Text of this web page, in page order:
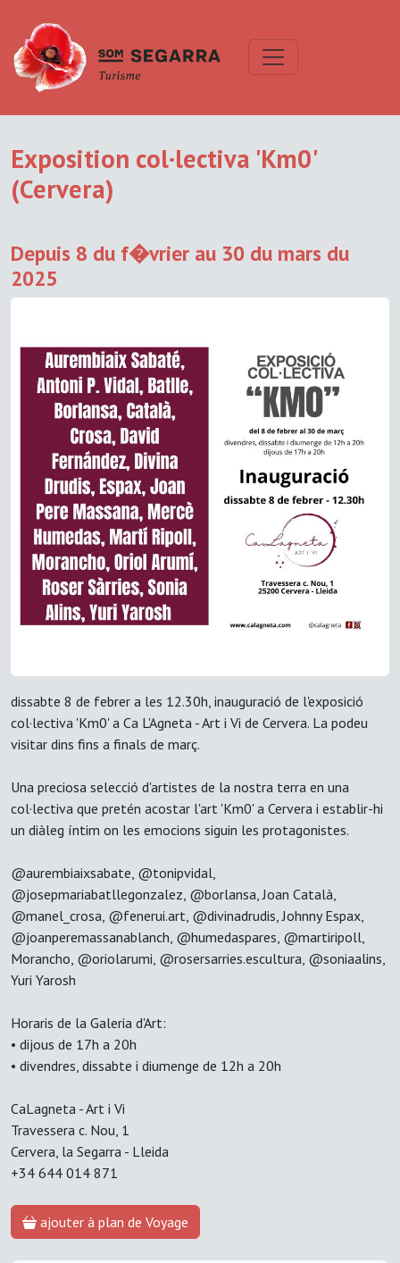
Exposition col·lectiva 'Km0'
(Cervera)
Depuis 8 du f�vrier au 30 du mars du
2025
dissabte 8 de febrer a les 12.30h, inauguració de l'exposició
col·lectiva 'Km0' a Ca L'Agneta - Art i Vi de Cervera. La podeu
visitar dins fins a finals de març.
Una preciosa selecció d'artistes de la nostra terra en una
col·lectiva que pretén acostar l'art 'Km0' a Cervera i establir-hi
un diàleg íntim on les emocions siguin les protagonistes.
@aurembiaixsabate, @tonipvidal,
@josepmariabatllegonzalez, @borlansa, Joan Català,
@manel_crosa, @fenerui.art, @divinadrudis, Johnny Espax,
@joanperemassanablanch, @humedaspares, @martiripoll,
Morancho, @oriolarumi, @rosersarries.escultura, @soniaalins,
Yuri Yarosh
Horaris de la Galeria d'Art:
• dijous de 17h a 20h
• divendres, dissabte i diumenge de 12h a 20h
CaLagneta - Art i Vi
Travessera c. Nou, 1
Cervera, la Segarra - Lleida
+34 644 014 871
ajouter à plan de Voyage